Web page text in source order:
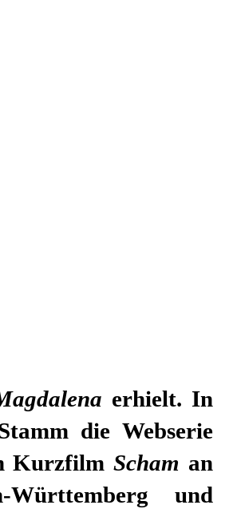
erhielt. In
die Webserie
Kurzfilm Scham an
Württemberg und